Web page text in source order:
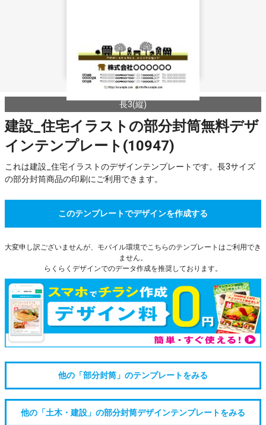
長3(縦)
建設_住宅イラストの部分封筒無料デザ
インテンプレート(10947)
これは建設_住宅イラストのデザインテンプレートです。長3サイズ
の部分封筒商品の印刷にご利用できます。
このテンプレートでデザインを作成する
大変申し訳ございませんが、モバイル環境でこちらのテンプレートはご利用でき
ません。
らくらくデザインでのデータ作成を推奨しております。
他の「部分封筒」のテンプレートをみる
他の「土木・建設」の部分封筒デザインテンプレートをみる